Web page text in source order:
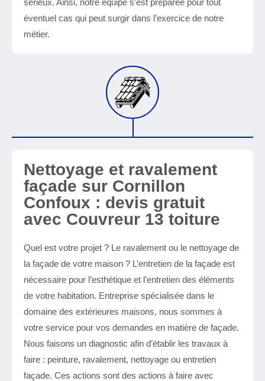
sérieux. Ainsi, notre équipe s’est préparée pour tout
éventuel cas qui peut surgir dans l’exercice de notre
métier.
Nettoyage et ravalement
façade sur Cornillon
Confoux : devis gratuit
avec Couvreur 13 toiture
Quel est votre projet ? Le ravalement ou le nettoyage de
la façade de votre maison ? L’entretien de la façade est
nécessaire pour l’esthétique et l’entretien des éléments
de votre habitation. Entreprise spécialisée dans le
domaine des extérieures maisons, nous sommes à
votre service pour vos demandes en matière de façade.
Nous faisons un diagnostic afin d’établir les travaux à
faire : peinture, ravalement, nettoyage ou entretien
façade. Ces actions sont des actions à faire avec